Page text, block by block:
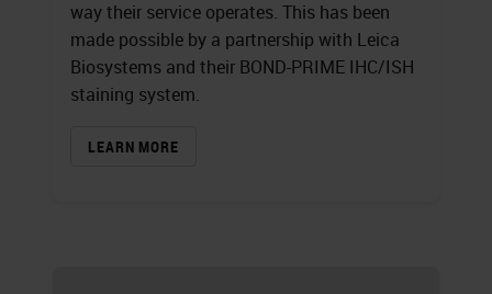
way their service operates. This has been
made possible by a partnership with Leica
Biosystems and their BOND-PRIME IHC/ISH
staining system.
LEARN MORE